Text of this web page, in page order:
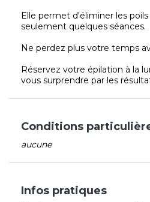
Elle permet d'éliminer les
seulement quelques séances.
Ne perdez plus votre temps
Réservez votre épilation à la
vous surprendre par les
Conditions
aucune
Infos pratiques